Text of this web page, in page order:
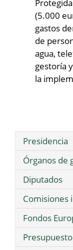
(5.000
gastos
de
agua,
gestoría
la
Presidencia
Órganos de
Diputados
Comisiones
Fondos